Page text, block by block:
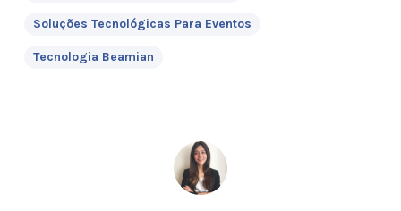
Soluções Tecnológicas Para Eventos
Tecnologia Beamian